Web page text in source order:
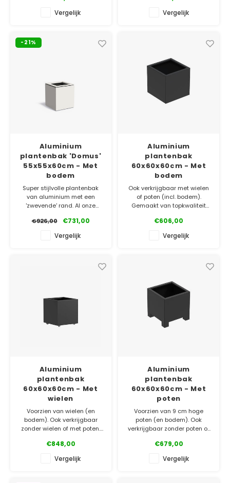
✓ Laagste prijsgarantie
Vergelijk
✓ Laagste prijsgarantie
✓ Gratis bezorgd v.a. €500
Vergelijk
-21%
Aluminium
plantenbak 'Domus'
55x55x60cm - Met
bodem
Super stijlvolle plantenbak
van aluminium met een
'zwevende' rand. Al onze
zijn gemaakt van topkwaliteit
aluminium. Verkrijgbaar in
verschillende RAL-kleuren!
✓ Gratis bezorgd v.a. €500
€926,00 €731,00
Vergelijk
Aluminium
plantenbak
60x60x60cm - Met
bodem
Ook verkrijgbaar met wielen
of poten (incl. bodem).
Gemaakt van topkwaliteit
gemakkelijk online!
✓ Laagste prijsgarantie
€606,00
Vergelijk
Aluminium
plantenbak
60x60x60cm - Met
wielen
Voorzien van wielen (en
bodem). Ook verkrijgbaar
zonder wielen of met poten.
aluminium. Bestel
gemakkelijk online!
€848,00
Vergelijk
Aluminium
plantenbak
60x60x60cm - Met
poten
Voorzien van 9 cm hoge
poten (en bodem). Ook
verkrijgbaar zonder poten of
topkwaliteit aluminium. Bestel
gemakkelijk online!
€679,00
Vergelijk